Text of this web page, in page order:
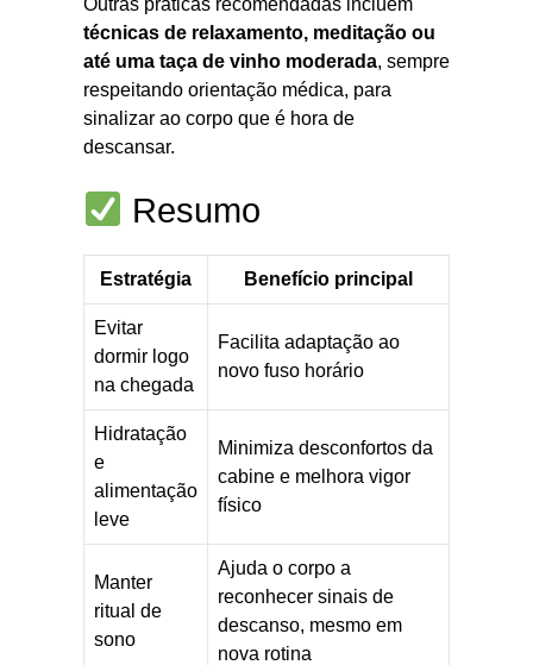
Outras práticas recomendadas incluem
técnicas de relaxamento, meditação ou
até uma taça de vinho moderada, sempre
respeitando orientação médica, para
sinalizar ao corpo que é hora de
descansar.
Resumo
Estratégia Benefício principal
Evitar
dormir logo
na chegada
Facilita adaptação ao
novo fuso horário
Hidratação
e
alimentação
leve
Minimiza desconfortos da
cabine e melhora vigor
físico
Manter
ritual de
sono
Ajuda o corpo a
reconhecer sinais de
descanso, mesmo em
nova rotina